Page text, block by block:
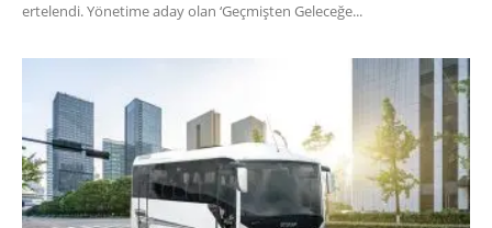
ertelendi. Yönetime aday olan ‘Geçmişten Geleceğe...